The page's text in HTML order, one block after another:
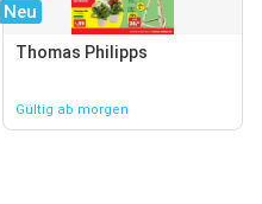
Neu
Thomas Philipps
Gültig ab morgen